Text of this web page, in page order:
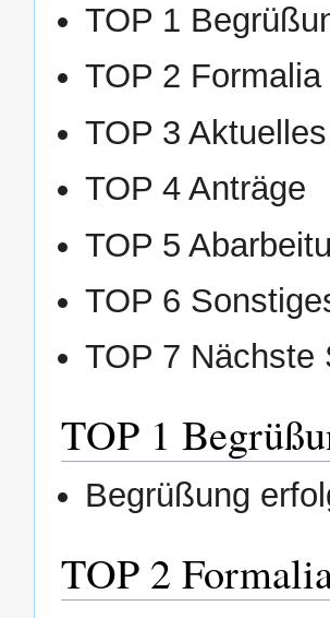
TOP 1
TOP 2 Formalia
TOP 3 Aktuelles
TOP 4 Anträge
TOP 5
TOP 6
TOP 7 Nächste
TOP 1
Begrüßung
TOP 2